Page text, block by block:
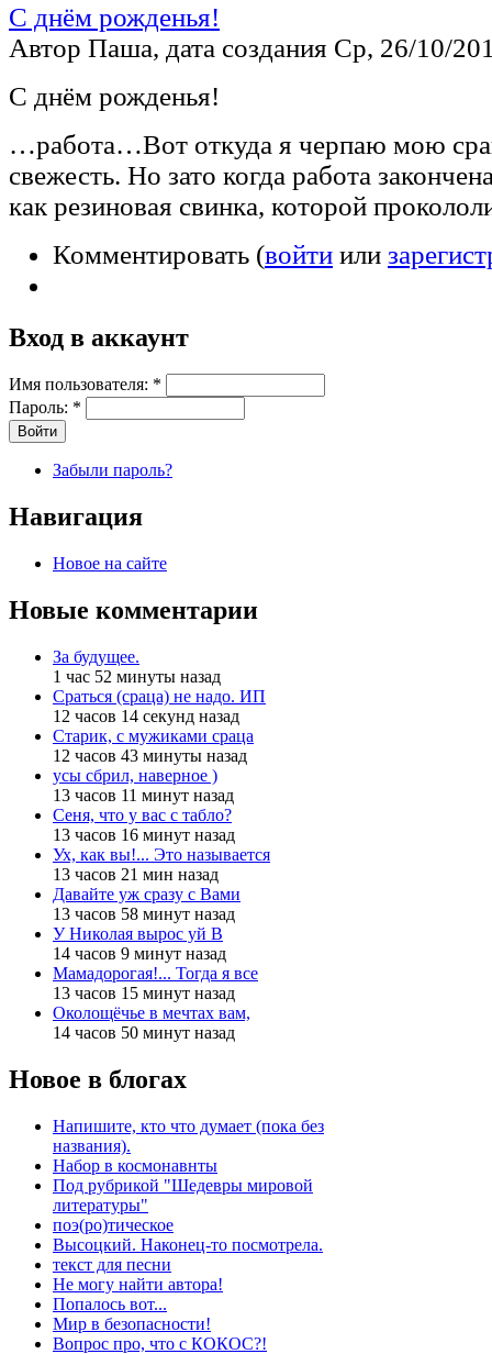
С днём рожденья!
Автор Паша, дата создания Ср, 26/10/
С днём рожденья!
…работа…Вот откуда я черпаю мою
свежесть. Но зато когда работа
как резиновая свинка, которой
Комментировать (войти или
Вход в аккаунт
Имя пользователя: *
Пароль: *
Забыли пароль?
Навигация
Новое на сайте
Новые комментарии
За будущее.
1 час 52 минуты назад
Сраться (сраца) не надо. ИП
12 часов 14 секунд назад
Старик, с мужиками сраца
12 часов 43 минуты назад
усы сбрил, наверное )
13 часов 11 минут назад
Сеня, что у вас с табло?
13 часов 16 минут назад
Ух, как вы!... Это называется
13 часов 21 мин назад
Давайте уж сразу с Вами
13 часов 58 минут назад
У Николая вырос уй В
14 часов 9 минут назад
Мамадорогая!... Тогда я все
13 часов 15 минут назад
Околощёчье в мечтах вам,
14 часов 50 минут назад
Новое в блогах
Напишите, кто что думает (пока без
названия).
Набор в космонавнты
Под рубрикой "Шедевры мировой
литературы"
поэ(ро)тическое
Высоцкий. Наконец-то посмотрела.
текст для песни
Не могу найти автора!
Попалось вот...
Мир в безопасности!
Вопрос про, что с КОКОС?!